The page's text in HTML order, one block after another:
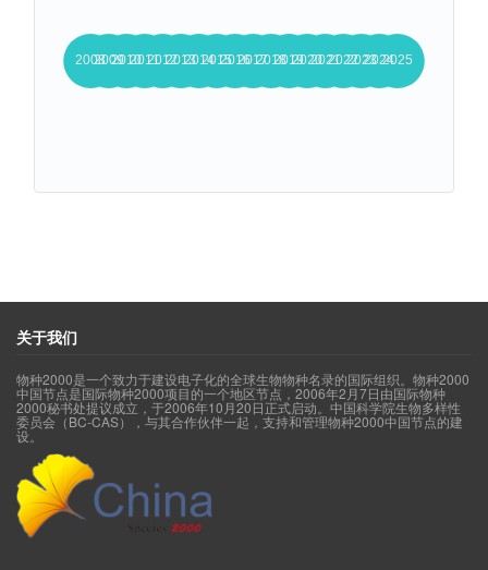
关于我们
物种2000是一个致力于建设电子化的全球生物物种名录的国际组织。物种2000
中国节点是国际物种2000项目的一个地区节点，2006年2月7日由国际物种
2000秘书处提议成立，于2006年10月20日正式启动。中国科学院生物多样性
委员会（BC-CAS），与其合作伙伴一起，支持和管理物种2000中国节点的建
设。